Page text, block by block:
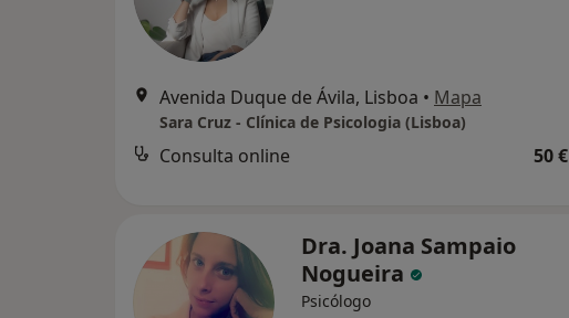
Avenida Duque de Ávila, Lisboa • Mapa
Sara Cruz - Clínica de Psicologia (Lisboa)
Consulta online 50 €
Dra. Joana Sampaio
Nogueira
Psicólogo